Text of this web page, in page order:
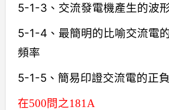
5-1-3、交流發電機產生的波
5-1-4、最簡明的比喻交流電
頻率
5-1-5、簡易印證交流電的正
在500問之181A